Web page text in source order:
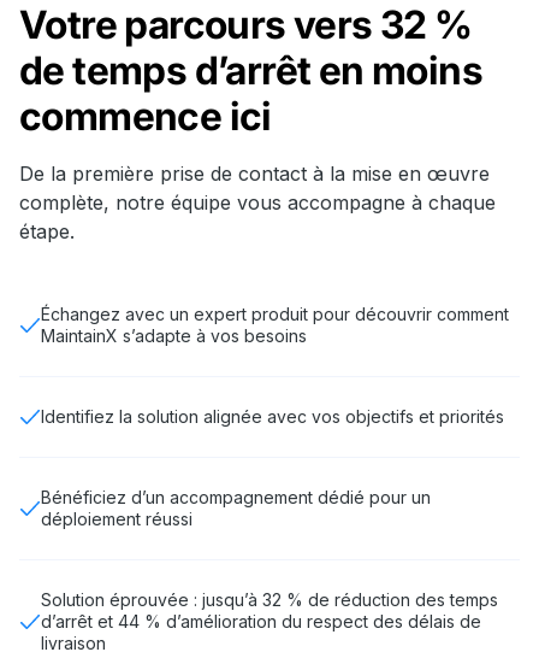
Votre parcours vers 32 %
de temps d’arrêt en moins
commence ici
De la première prise de contact à la mise en œuvre
complète, notre équipe vous accompagne à chaque
étape.
Échangez avec un expert produit pour découvrir comment
MaintainX s’adapte à vos besoins
Identifiez la solution alignée avec vos objectifs et priorités
Bénéficiez d’un accompagnement dédié pour un
déploiement réussi
Solution éprouvée : jusqu’à 32 % de réduction des temps
d’arrêt et 44 % d’amélioration du respect des délais de
livraison